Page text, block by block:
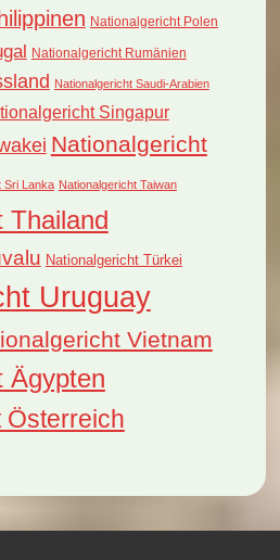
Nationalgericht Polen
Nationalgericht Rumänien
Nationalgericht Saudi-Arabien
Singapur
Nationalgericht
Sri Lanka Nationalgericht Taiwan
Thailand
Nationalgericht Türkei
Uruguay
Vietnam
Ägypten
Österreich